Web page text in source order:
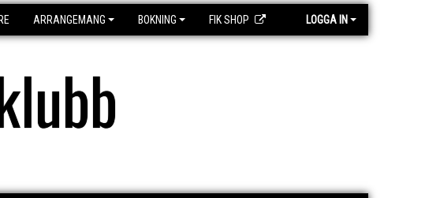
ARRANGEMANG BOKNING FIK SHOP LOGGA IN